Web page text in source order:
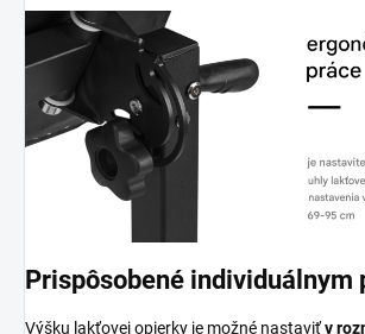
Prispôsobené individuálnym
Výšku lakťovej opierky je možné nastaviťv